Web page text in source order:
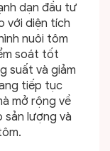
dạn đầu tư
với diện tích
nuôi tôm
soát tốt
suất và giảm
tiếp tục
mở rộng về
sản lượng và